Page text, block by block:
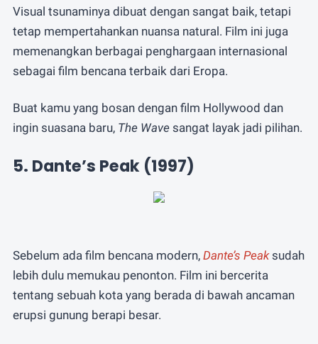
Visual tsunaminya dibuat dengan sangat baik, tetapi
tetap mempertahankan nuansa natural. Film ini juga
memenangkan berbagai penghargaan internasional
sebagai film bencana terbaik dari Eropa.
Buat kamu yang bosan dengan film Hollywood dan
ingin suasana baru, The Wavesangat layak jadi pilihan.
5. Dante’s Peak (1997)
Sebelum ada film bencana modern, Dante’s Peaksudah
lebih dulu memukau penonton. Film ini bercerita
tentang sebuah kota yang berada di bawah ancaman
erupsi gunung berapi besar.